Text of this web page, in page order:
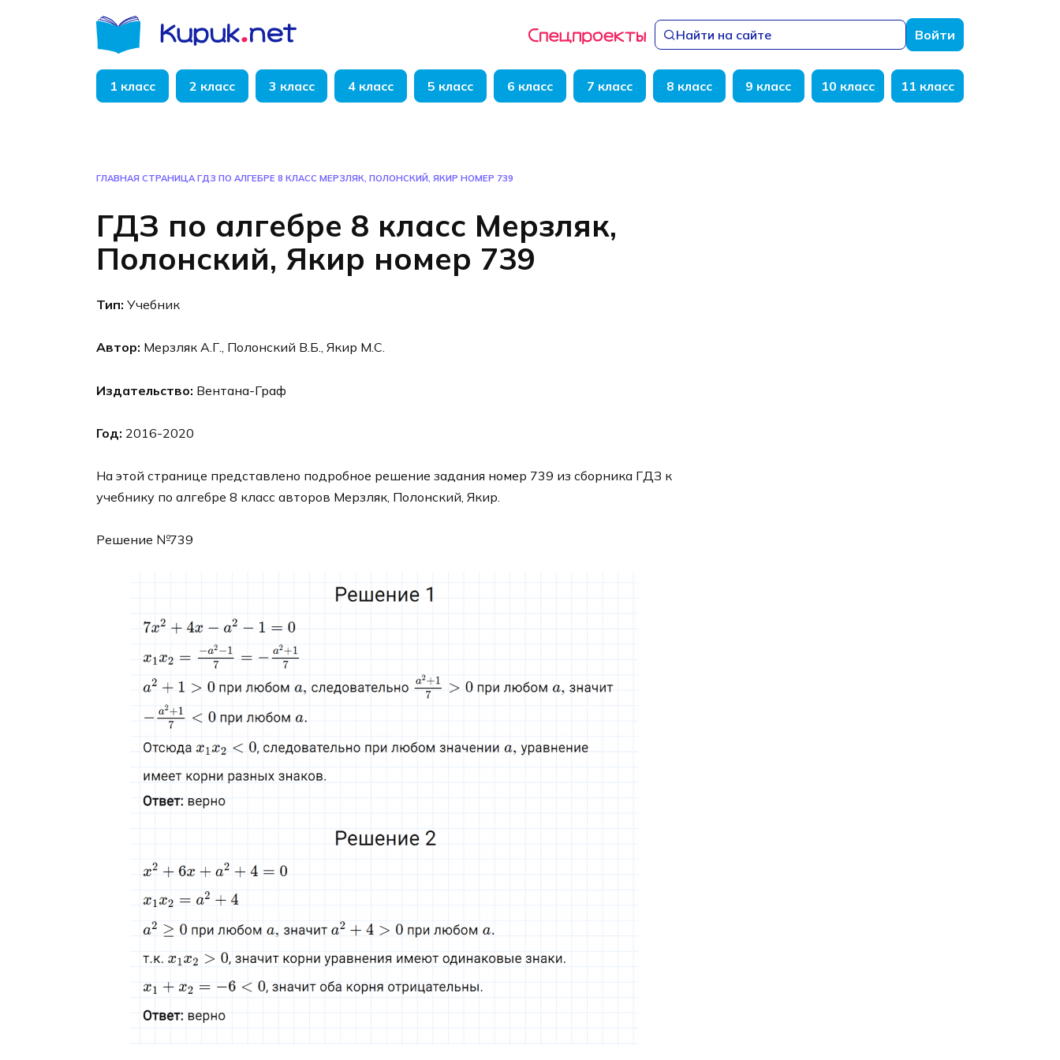
Найти на сайте Войти
1 класс 2 класс 3 класс 4 класс 5 класс 6 класс 7 класс 8 класс 9 класс 10 класс 11 класс
ГЛАВНАЯ СТРАНИЦА ГДЗ ПО АЛГЕБРЕ 8 КЛАСС МЕРЗЛЯК, ПОЛОНСКИЙ, ЯКИР НОМЕР 739
ГДЗ по алгебре 8 класс Мерзляк,
Полонский, Якир номер 739
Тип: Учебник
Автор: Мерзляк А.Г., Полонский В.Б., Якир М.С.
Издательство: Вентана-Граф
Год: 2016-2020
На этой странице представлено подробное решение задания номер 739 из сборника ГДЗ к
учебнику по алгебре 8 класс авторов Мерзляк, Полонский, Якир.
Решение №739